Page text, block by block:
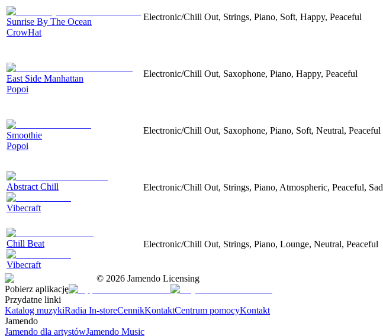
Sunrise By The Ocean
CrowHat
Electronic/Chill Out, Strings, Piano, Soft, Happy, Peaceful
East Side Manhattan
Popoi
Electronic/Chill Out, Saxophone, Piano, Happy, Peaceful
Smoothie
Popoi
Electronic/Chill Out, Saxophone, Piano, Soft, Neutral, Peaceful
Abstract Chill
Vibecraft
Electronic/Chill Out, Strings, Piano, Atmospheric, Peaceful, Sad
Chill Beat
Vibecraft
Electronic/Chill Out, Strings, Piano, Lounge, Neutral, Peaceful
© 2026 Jamendo Licensing
Pobierz aplikację
Przydatne linki
Katalog muzykiRadia In-storeCennikKontaktCentrum pomocyKontakt
Jamendo
Jamendo dla artystówJamendo Music